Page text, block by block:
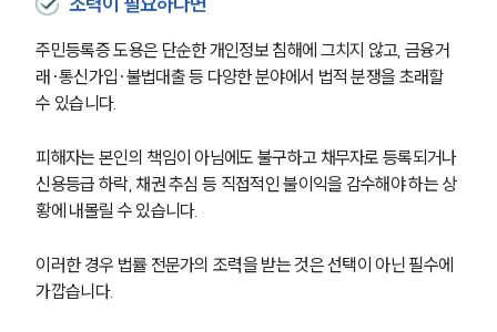
주민등록증 도용은 단순한 개인정보 침해에 그치지 않고, 금융거
래·통신가입·불법대출 등 다양한 분야에서 법적 분쟁을 초래할
수 있습니다.
피해자는 본인의 책임이 아님에도 불구하고 채무자로 등록되거나
신용등급 하락, 채권 추심 등 직접적인 불이익을 감수해야 하는 상
황에 내몰릴 수 있습니다.
이러한 경우 법률 전문가의 조력을 받는 것은 선택이 아닌 필수에
가깝습니다.